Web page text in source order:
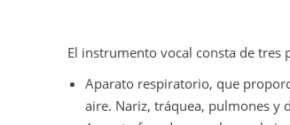
El instrumento vocal consta de tres
Aparato respiratorio, que
aire. Nariz, tráquea, pulmones y